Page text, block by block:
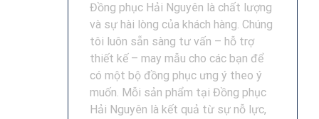
Đồng phục Hải Nguyên là chất lượng
và sự hài lòng của khách hàng. Chúng
tôi luôn sẵn sàng tư vấn – hỗ trợ
thiết kế – may mẫu cho các bạn để
có một bộ đồng phục ưng ý theo ý
muốn. Mỗi sản phẩm tại Đồng phục
Hải Nguyên là kết quả từ sự nỗ lực,